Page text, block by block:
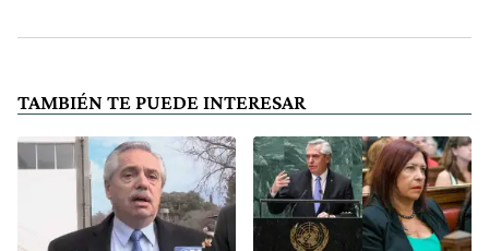
TAMBIÉN TE PUEDE INTERESAR